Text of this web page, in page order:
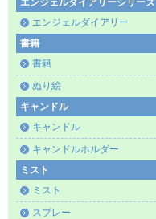
エンジェルダイアリーシリーズ
エンジェルダイアリー
書籍
書籍
ぬり絵
キャンドル
キャンドル
キャンドルホルダー
ミスト
ミスト
スプレー